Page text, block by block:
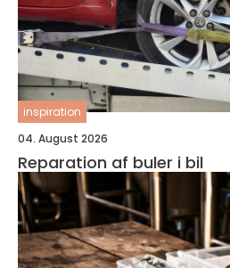
inspiration
04. August 2026
Reparation af buler i bil